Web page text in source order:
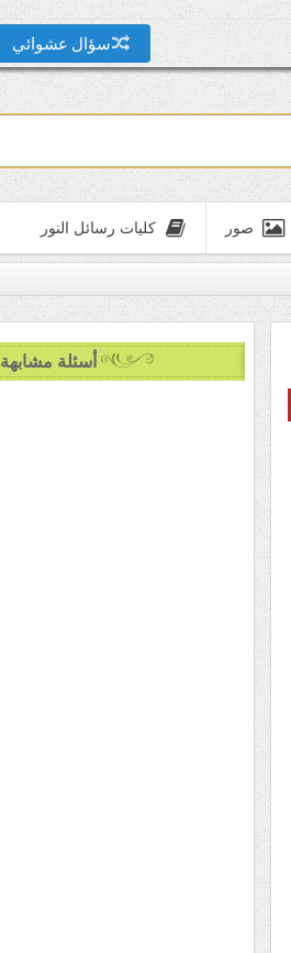
سؤال عشوائي
صور كليات رسائل النور
أسئلة مشابهة